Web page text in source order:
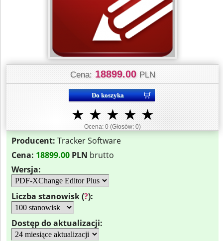
Cena: 18899.00 PLN
★ ★ ★ ★ ★
Ocena:0 (Głosów:0)
Producent: Tracker Software
Cena: 18899.00 PLN brutto
Wersja:
Liczba stanowisk (?):
Dostęp do aktualizacji: